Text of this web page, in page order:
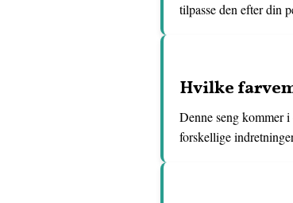
tilpasse den efter din
Hvilke
Denne seng kommer
forskellige